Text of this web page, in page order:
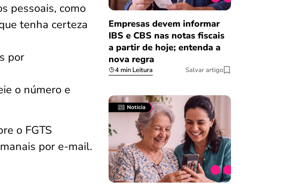
pessoais, como
tenha certeza
por
o número e
o FGTS
por e-mail.
Empresas devem informar
IBS e CBS nas notas fiscais
a partir de hoje; entenda a
nova regra
4 min Leitura Salvar artigo